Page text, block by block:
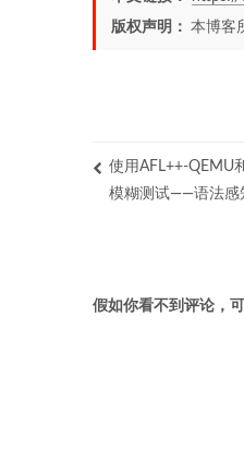
版权声明： 本博客
使用AFL++-QEMU
模糊测试——语法感
假如你看不到评论，